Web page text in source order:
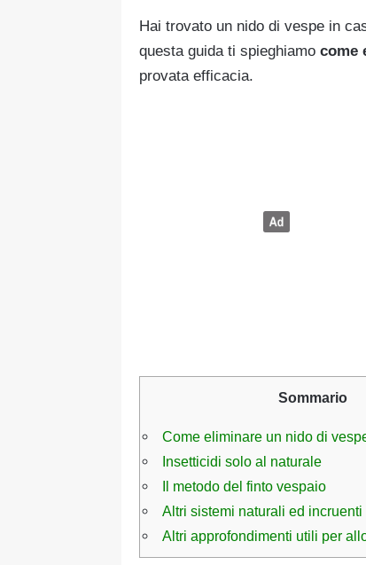
Hai trovato un nido di vespe in
questa guida ti spieghiamo come
provata efficacia.
Sommario
Come eliminare un nido di
Insetticidi solo al naturale
Il metodo del finto vespaio
Altri sistemi naturali ed incruenti
Altri approfondimenti utili per